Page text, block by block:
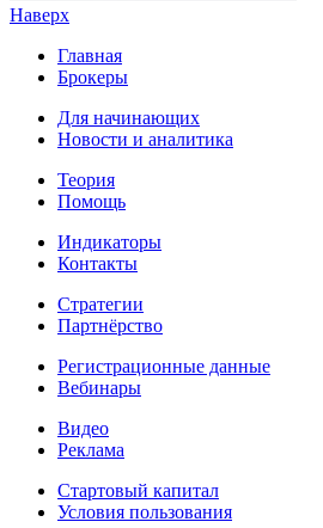
Наверх
Главная
Брокеры
Для начинающих
Новости и аналитика
Теория
Помощь
Индикаторы
Контакты
Стратегии
Партнёрство
Регистрационные данные
Вебинары
Видео
Реклама
Стартовый капитал
Условия пользования